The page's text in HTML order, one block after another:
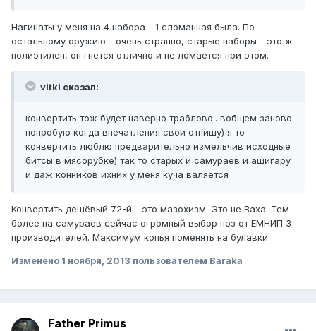
Нагинаты у меня на 4 набора - 1 сломанная была. По
остальному оружию - очень странно, старые наборы - это ж
полиэтилен, он гнется отлично и не ломается при этом.
vitki сказал:
конвертить тож будет наверно траблово.. вобщем заново
попробую когда впечатления свои отпишу) я то
конвертить люблю предварительно измельчив исходные
битсы в мясорубке) так то старых и самураев и ашигару
и даж конников ихних у меня куча валяется
Конвертить дешёвый 72-й - это мазохизм. Это не Ваха. Тем
более на самураев сейчас огромный выбор поз от ЕМНИП 3
производителей. Максимум копья поменять на булавки.
Изменено 1 ноября, 2013 пользователем Baraka
Father Primus